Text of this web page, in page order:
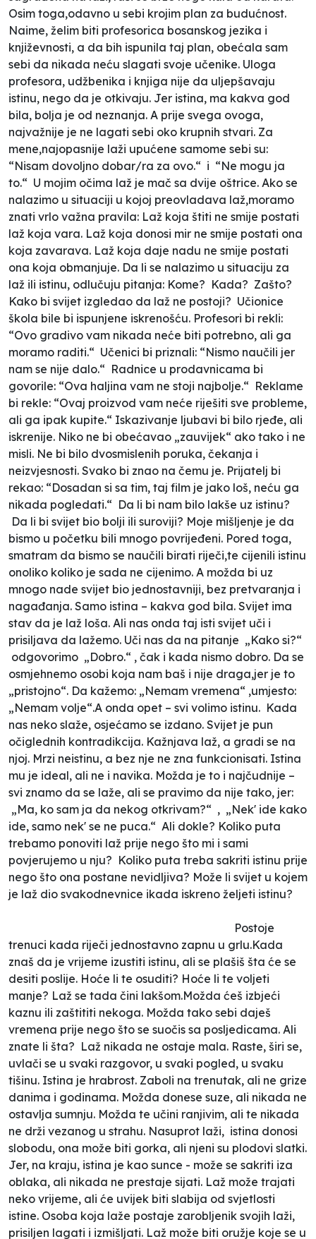
Osim toga,odavno u sebi krojim plan za budućnost.
Naime, želim biti profesorica bosanskog jezika i
književnosti, a da bih ispunila taj plan, obećala sam
sebi da nikada neću slagati svoje učenike. Uloga
profesora, udžbenika i knjiga nije da uljepšavaju
istinu, nego da je otkivaju. Jer istina, ma kakva god
bila, bolja je od neznanja. A prije svega ovoga,
najvažnije je ne lagati sebi oko krupnih stvari. Za
mene,najopasnije laži upućene samome sebi su:
“Nisam dovoljno dobar/ra za ovo.“ i “Ne mogu ja
to.“ U mojim očima laž je mač sa dvije oštrice. Ako se
nalazimo u situaciji u kojoj preovladava laž,moramo
znati vrlo važna pravila: Laž koja štiti ne smije postati
laž koja vara. Laž koja donosi mir ne smije postati ona
koja zavarava. Laž koja daje nadu ne smije postati
ona koja obmanjuje. Da li se nalazimo u situaciju za
laž ili istinu, odlučuju pitanja: Kome? Kada? Zašto?
Kako bi svijet izgledao da laž ne postoji? Učionice
škola bile bi ispunjene iskrenošću. Profesori bi rekli:
“Ovo gradivo vam nikada neće biti potrebno, ali ga
moramo raditi.“ Učenici bi priznali: “Nismo naučili jer
nam se nije dalo.“ Radnice u prodavnicama bi
govorile: “Ova haljina vam ne stoji najbolje.“ Reklame
bi rekle: “Ovaj proizvod vam neće riješiti sve probleme,
ali ga ipak kupite.“ Iskazivanje ljubavi bi bilo rjeđe, ali
iskrenije. Niko ne bi obećavao „zauvijek“ ako tako i ne
misli. Ne bi bilo dvosmislenih poruka, čekanja i
neizvjesnosti. Svako bi znao na čemu je. Prijatelj bi
rekao: “Dosadan si sa tim, taj film je jako loš, neću ga
nikada pogledati.“ Da li bi nam bilo lakše uz istinu?
Da li bi svijet bio bolji ili suroviji? Moje mišljenje je da
bismo u početku bili mnogo povrijeđeni. Pored toga,
smatram da bismo se naučili birati riječi,te cijenili istinu
onoliko koliko je sada ne cijenimo. A možda bi uz
mnogo nade svijet bio jednostavniji, bez pretvaranja i
nagađanja. Samo istina – kakva god bila. Svijet ima
stav da je laž loša. Ali nas onda taj isti svijet uči i
prisiljava da lažemo. Uči nas da na pitanje „Kako si?“
odgovorimo „Dobro.“ , čak i kada nismo dobro. Da se
osmjehnemo osobi koja nam baš i nije draga,jer je to
„pristojno“. Da kažemo: „Nemam vremena“ ,umjesto:
„Nemam volje“.A onda opet – svi volimo istinu. Kada
nas neko slaže, osjećamo se izdano. Svijet je pun
očiglednih kontradikcija. Kažnjava laž, a gradi se na
njoj. Mrzi neistinu, a bez nje ne zna funkcionisati. Istina
mu je ideal, ali ne i navika. Možda je to i najčudnije –
svi znamo da se laže, ali se pravimo da nije tako, jer:
„Ma, ko sam ja da nekog otkrivam?“ , „Nek' ide kako
ide, samo nek' se ne puca.“ Ali dokle? Koliko puta
trebamo ponoviti laž prije nego što mi i sami
povjerujemo u nju? Koliko puta treba sakriti istinu prije
nego što ona postane nevidljiva? Može li svijet u kojem
je laž dio svakodnevnice ikada iskreno željeti istinu?
Postoje
trenuci kada riječi jednostavno zapnu u grlu.Kada
znaš da je vrijeme izustiti istinu, ali se plašiš šta će se
desiti poslije. Hoće li te osuditi? Hoće li te voljeti
manje? Laž se tada čini lakšom.Možda ćeš izbjeći
kaznu ili zaštititi nekoga. Možda tako sebi daješ
vremena prije nego što se suočis sa posljedicama. Ali
znate li šta? Laž nikada ne ostaje mala. Raste, širi se,
uvlači se u svaki razgovor, u svaki pogled, u svaku
tišinu. Istina je hrabrost. Zaboli na trenutak, ali ne grize
danima i godinama. Možda donese suze, ali nikada ne
ostavlja sumnju. Možda te učini ranjivim, ali te nikada
ne drži vezanog u strahu. Nasuprot laži, istina donosi
slobodu, ona može biti gorka, ali njeni su plodovi slatki.
Jer, na kraju, istina je kao sunce - može se sakriti iza
oblaka, ali nikada ne prestaje sijati. Laž može trajati
neko vrijeme, ali će uvijek biti slabija od svjetlosti
istine. Osoba koja laže postaje zarobljenik svojih laži,
prisiljen lagati i izmišljati. Laž može biti oružje koje se u